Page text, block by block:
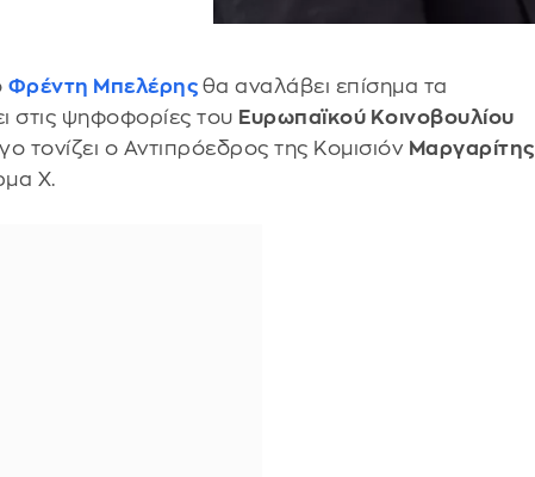
Φρέντη Μπελέρης θα αναλάβει επίσημα τα
στις ψηφοφορίες του Ευρωπαϊκού Κοινοβουλίου
ο Αντιπρόεδρος της Κομισιόν Μαργαρίτης
Χ.